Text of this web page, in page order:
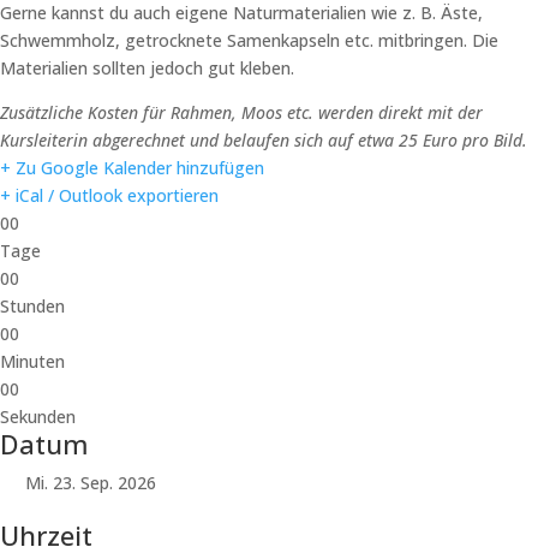
Gerne kannst du auch eigene Naturmaterialien wie z. B. Äste,
Schwemmholz, getrocknete Samenkapseln etc. mitbringen. Die
Materialien sollten jedoch gut kleben.
Zusätzliche Kosten für Rahmen, Moos etc. werden direkt mit der
Kursleiterin abgerechnet und belaufen sich auf etwa 25 Euro pro Bild.
+ Zu Google Kalender hinzufügen
+ iCal / Outlook exportieren
00
Tage
00
Stunden
00
Minuten
00
Sekunden
Datum
Mi. 23. Sep. 2026
Uhrzeit